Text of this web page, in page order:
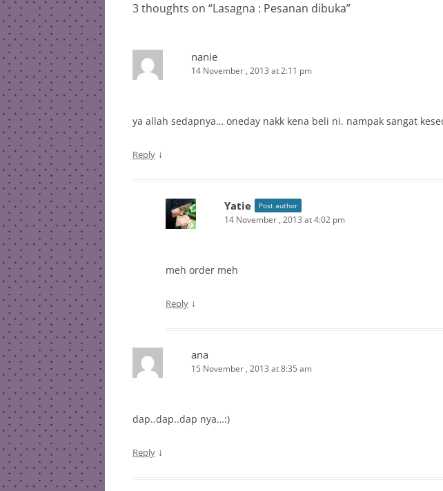
3 thoughts on “Lasagna : Pesanan dibuka”
nanie
14 November , 2013 at 2:11 pm
ya allah sedapnya… oneday nakk kena beli ni. nampak sangat
Reply ↓
Yatie Post author
14 November , 2013 at 4:02 pm
meh order meh
Reply ↓
ana
15 November , 2013 at 8:35 am
dap..dap..dap nya…:)
Reply ↓